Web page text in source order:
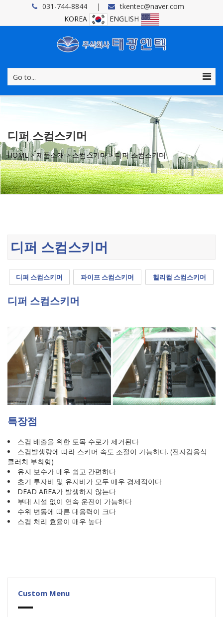
031-744-8844
tkentec@naver.com
KOREA
ENGLISH
Go to...
디퍼 스컴스키머
HOME>제품소개>스컴스키머>디퍼 스컴스키머
디퍼 스컴스키머
디퍼 스컴스키머 파이프 스컴스키머 헬리컬 스컴스키머
디퍼 스컴스키머
특장점
스컴 배출을 위한 토목 수로가 제거된다
스컴발생량에 따라 스키머 속도 조절이 가능하다. (전자감응식
클러치 부착형)
유지 보수가 매우 쉽고 간편하다
초기 투자비 및 유지비가 모두 매우 경제적이다
DEAD AREA가 발생하지 않는다
부대 시설 없이 연속 운전이 가능하다
수위 변동에 따른 대응력이 크다
스컴 처리 효율이 매우 높다
Custom Menu